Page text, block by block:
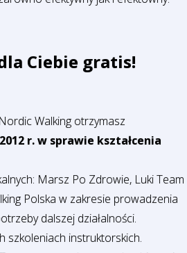
Ciebie gratis!
Walking otrzymasz
r. w sprawie kształcenia
Marsz Po Zdrowie, Luki Team
Polska w zakresie prowadzenia
dalszej działalności.
szkoleniach instruktorskich.